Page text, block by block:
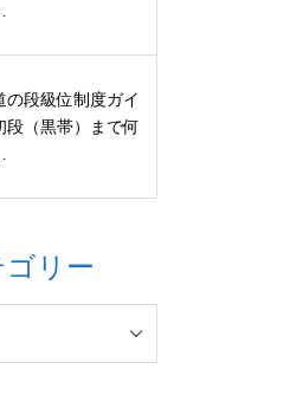
の段級位制度ガイ
段（黒帯）まで何
リー